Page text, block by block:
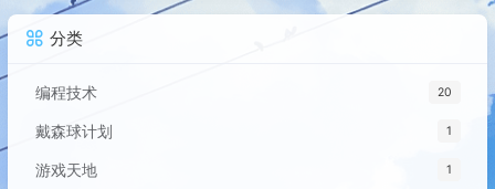
分类
编程技术 20
戴森球计划 1
游戏天地 1